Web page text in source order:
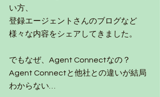
い方、
登録エージェントさんのブログなど
様々な内容をシェアしてきました。
でもなぜ、Agent Connectなの？
Agent Connectと他社との違いが結局
わからない…